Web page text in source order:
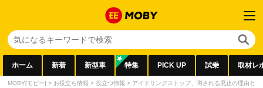
ホーム 新着 新型車 特集 PICK UP 試乗 取材レ
MOBY[モビー] > お役立ち情報 > 役立つ情報 > アイドリングストップ、噂される廃止の理由とは